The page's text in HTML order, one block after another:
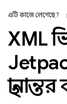
এটি কাজে লেগেছে?
XML